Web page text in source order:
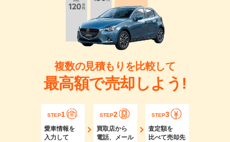
複数の見積もりを比較して
最高額で売却しよう!
STEP1
愛車情報を
入力して
STEP2
買取店から
電話、メール
STEP3
査定額を
比べて売却先